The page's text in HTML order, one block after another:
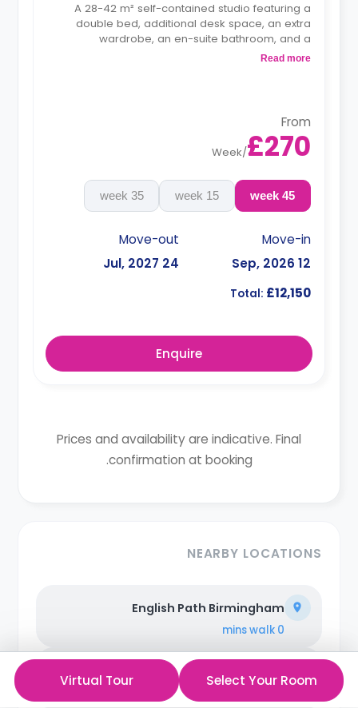
A 28-42 m² self-contained studio featuring a
double bed, additional desk space, an extra
wardrobe, an en-suite bathroom, and a
kitchenette.
Read more
From
£270
/
Week
45 week
15 week
35 week
Move-in
12 Sep, 2026
Move-out
24 Jul, 2027
Total: £12,150
Enquire
Prices and availability are indicative. Final
confirmation at booking.
NEARBY LOCATIONS
English Path Birmingham
0 mins
walk
Birmingham Business School
Select Your Room
Virtual Tour